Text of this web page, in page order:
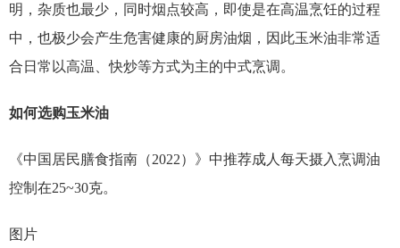
明，杂质也最少，同时烟点较高，即使是在高温烹饪的过程
中，也极少会产生危害健康的厨房油烟，因此玉米油非常适
合日常以高温、快炒等方式为主的中式烹调。
如何选购玉米油
《中国居民膳食指南（2022）》中推荐成人每天摄入烹调油
控制在25~30克。
图片